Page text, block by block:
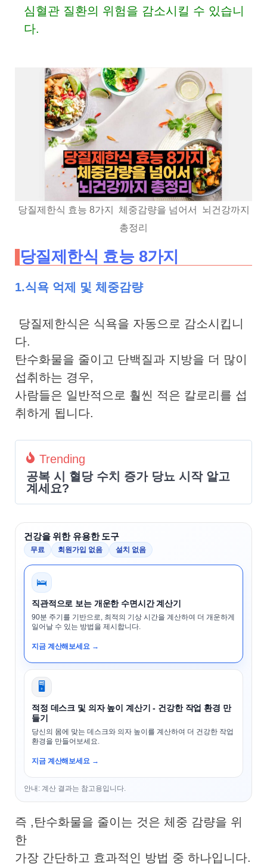
심혈관 질환의 위험을 감소시킬 수 있습니
다.
당질제한식 효능 8가지 체중감량을 넘어서 뇌건강까지
총정리
당질제한식 효능 8가지
1.식욕 억제 및 체중감량
당질제한식은 식욕을 자동으로 감소시킵니
다.
탄수화물을 줄이고 단백질과 지방을 더 많이
섭취하는 경우,
사람들은 일반적으로 훨씬 적은 칼로리를 섭
취하게 됩니다.
Trending
공복 시 혈당 수치 증가 당뇨 시작 알고
계세요?
건강을 위한 유용한 도구
무료 회원가입 없음 설치 없음
🛌
직관적으로 보는 개운한 수면시간 계산기
90분 주기를 기반으로, 최적의 기상 시간을 계산하여 더 개운하게
일어날 수 있는 방법을 제시합니다.
지금 계산해보세요 →
🖥️
적정 데스크 및 의자 높이 계산기 - 건강한 작업 환경 만
들기
당신의 몸에 맞는 데스크와 의자 높이를 계산하여 더 건강한 작업
환경을 만들어보세요.
지금 계산해보세요 →
안내: 계산 결과는 참고용입니다.
즉 ,탄수화물을 줄이는 것은 체중 감량을 위
한
가장 간단하고 효과적인 방법 중 하나입니다.